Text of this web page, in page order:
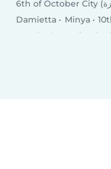
Damietta
Minya
Hurghada
Kafr ash